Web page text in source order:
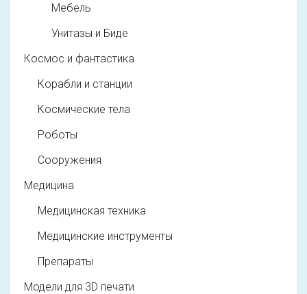
Мебель
Унитазы и Биде
Космос и фантастика
Корабли и станции
Космические тела
Роботы
Сооружения
Медицина
Медицинская техника
Медицинские инструменты
Препараты
Модели для 3D печати